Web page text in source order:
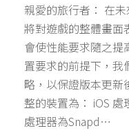
親愛的旅行者： 在
將對遊戲的整體畫面
會使性能要求隨之提
置要求的前提下，我
略，以保證版本更新
整的裝置為： iOS
處理器為Snapd…